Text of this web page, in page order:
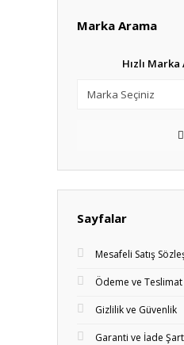
Marka Arama
Hızlı
Sayfalar
Mesafeli Satış
Ödeme ve Teslimat
Gizlilik ve Güvenlik
Garanti ve İade